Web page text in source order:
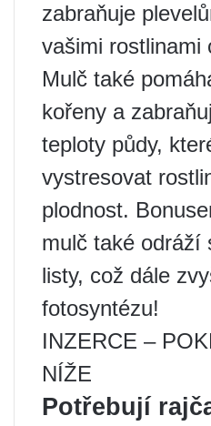
zabraňuje
vašimi rostlinami
Mulč také
kořeny a
teploty půdy,
vystresovat
plodnost.
mulč také odráží
listy, což dále
fotosyntézu!
INZERCE –
NÍŽE
Potřebují